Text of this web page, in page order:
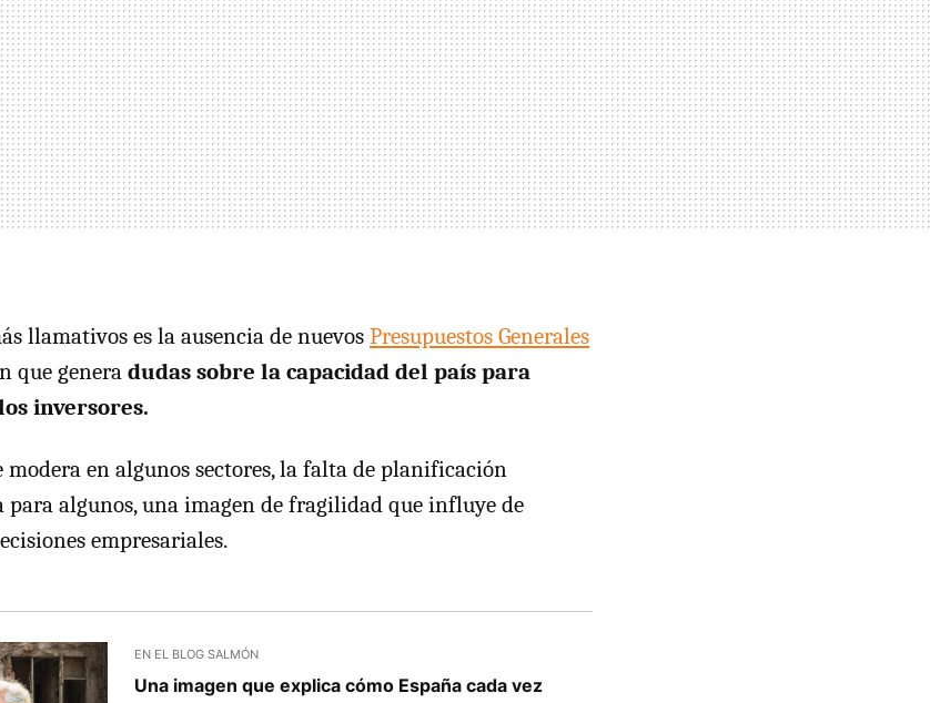
llamativos es la ausencia de nuevos Presupuestos Generales
que genera dudas sobre la capacidad del país para
inversores.
en algunos sectores, la falta de planificación
para algunos, una imagen de fragilidad que influye de
empresariales.
EN EL BLOG SALMÓN
Una imagen que explica cómo España cada vez